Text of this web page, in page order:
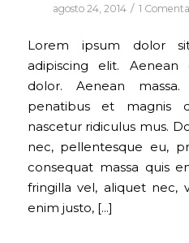
agosto 24, 2014 / 1
Lorem ipsum dolor
adipiscing elit.
dolor. Aenean
penatibus et magnis
nascetur ridiculus mus.
nec, pellentesque eu,
consequat massa quis
fringilla vel, aliquet nec,
enim justo, […]